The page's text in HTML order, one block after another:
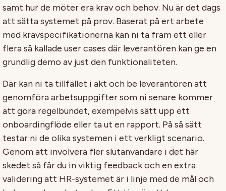
samt hur de möter era krav och behov. Nu är det dags
att sätta systemet på prov. Baserat på ert arbete
med kravspecifikationerna kan ni ta fram ett eller
flera så kallade user cases där leverantören kan ge en
grundlig demo av just den funktionaliteten.
Där kan ni ta tillfället i akt och be leverantören att
genomföra arbetsuppgifter som ni senare kommer
att göra regelbundet, exempelvis sätt upp ett
onboardingflöde eller ta ut en rapport. På så sätt
testar ni de olika systemen i ett verkligt scenario.
Genom att involvera fler slutanvändare i det här
skedet så får du in viktig feedback och en extra
validering att HR-systemet är i linje med de mål och